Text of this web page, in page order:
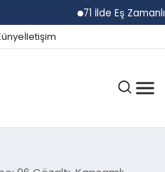
71 İlde Eş Zamanlı
İletişim